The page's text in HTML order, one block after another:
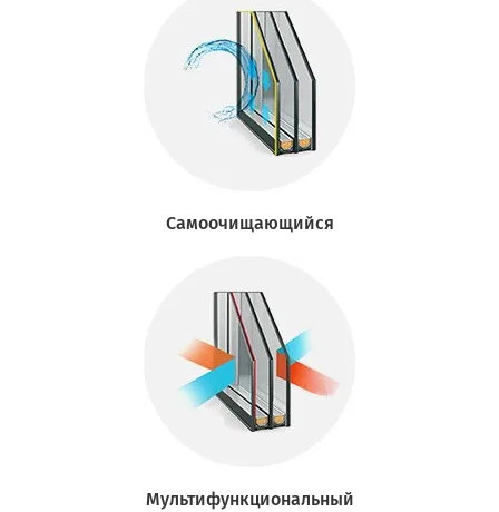
Самоочищающийся
Мультифункциональный